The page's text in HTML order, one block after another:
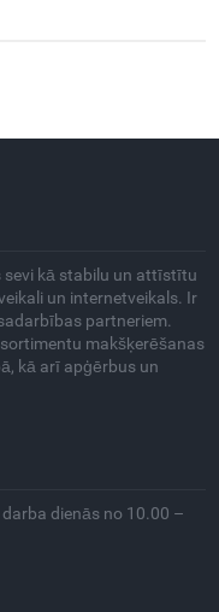
sevi kā stabilu un attīstītu
un internetveikals. Ir
partneriem.
makšķerēšanas
kā arī apģērbus un
dienās no 10.00 –